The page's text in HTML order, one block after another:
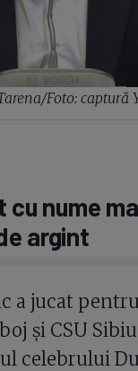
Foto: captură
nume
argint
a jucat
și CSU
celebrului